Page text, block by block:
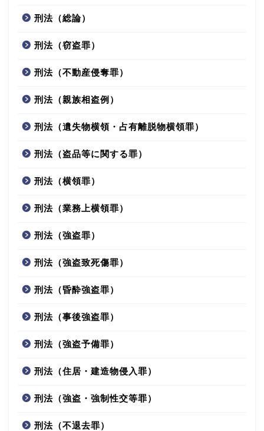
刑法（総論）
刑法（窃盗罪）
刑法（不動産侵奪罪）
刑法（親族相盗例）
刑法（遺失物横領・占有離脱物横領罪）
刑法（盗品等に関する罪）
刑法（横領罪）
刑法（業務上横領罪）
刑法（強盗罪）
刑法（強盗致死傷罪）
刑法（昏酔強盗罪）
刑法（事後強盗罪）
刑法（強盗予備罪）
刑法（住居・建造物侵入罪）
刑法（強盗・強制性交等罪）
刑法（不退去罪）